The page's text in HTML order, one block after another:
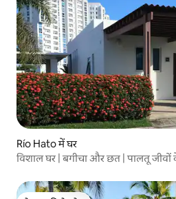
Río Hato में घर
विशाल घर | बगीचा और छत | पालतू